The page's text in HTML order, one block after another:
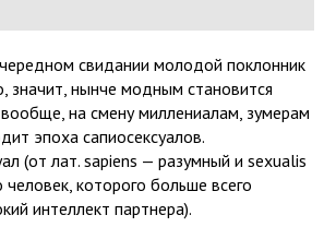
свидании молодой поклонник
значит, нынче модным становится
на смену миллениалам, зумерам
эпоха сапиосексуалов.
(от лат. sapiens — разумный и sexualis
которого больше всего
интеллект партнера).